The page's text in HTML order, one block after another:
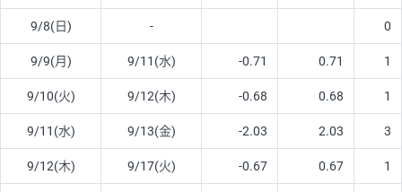
9/8(日) - 0
9/9(月) 9/11(水) -0.71 0.71 1
9/10(火) 9/12(木) -0.68 0.68 1
9/11(水) 9/13(金) -2.03 2.03 3
9/12(木) 9/17(火) -0.67 0.67 1